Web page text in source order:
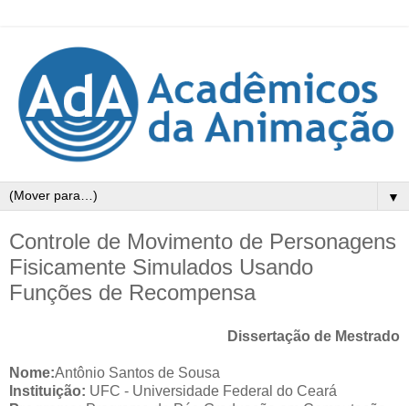
▼
Controle de Movimento de Personagens
Fisicamente Simulados Usando
Funções de Recompensa
Dissertação de Mestrado
Nome:Antônio Santos de Sousa
Instituição: UFC - Universidade Federal do Ceará